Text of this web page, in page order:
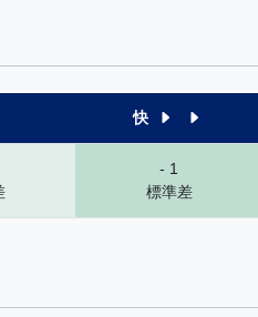
場地的詳細分段時
快
- 1
標準差